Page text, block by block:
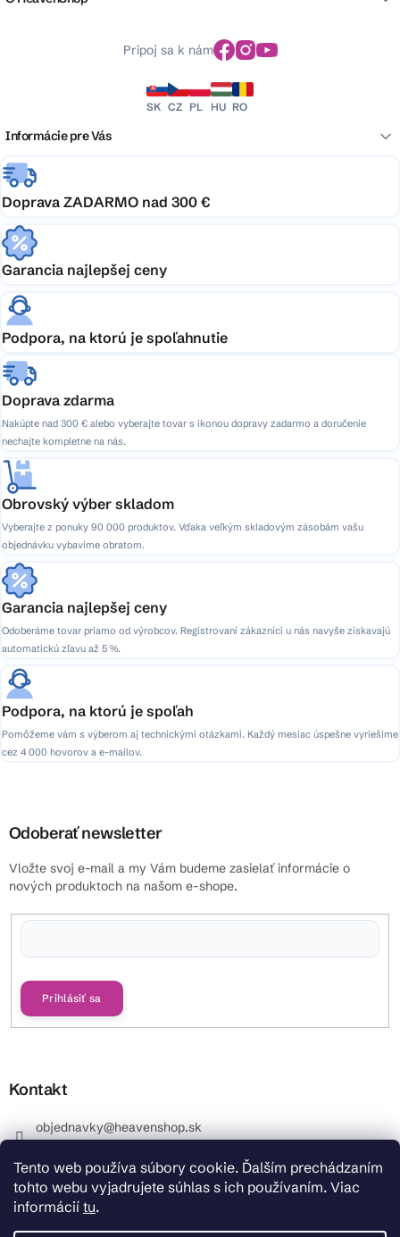
Tento web používa súbory cookie. Ďalším prechádzaním
tohto webu vyjadrujete súhlas s ich používaním. Viac
informácií tu.
Pripoj sa k nám
SK CZ PL HU RO
Informácie pre Vás
Doprava ZADARMO nad 300 €
Garancia najlepšej ceny
Podpora, na ktorú je spoľahnutie
Doprava zdarma
Nakúpte nad 300 € alebo vyberajte tovar s ikonou dopravy zadarmo a doručenie
nechajte kompletne na nás.
Obrovský výber skladom
Vyberajte z ponuky 90 000 produktov. Vďaka veľkým skladovým zásobám vašu
objednávku vybavíme obratom.
Garancia najlepšej ceny
Odoberáme tovar priamo od výrobcov. Registrovaní zákazníci u nás navyše získavajú
automatickú zľavu až 5 %.
Podpora, na ktorú je spoľah
Pomôžeme vám s výberom aj technickými otázkami. Každý mesiac úspešne vyriešime
cez 4 000 hovorov a e-mailov.
Odoberať newsletter
Vložte svoj e-mail a my Vám budeme zasielať informácie o
nových produktoch na našom e-shope.
Prihlásiť sa
Kontakt
objednavky@heavenshop.sk
_Info objednávky : +421 914 399 399 Pracovné dni od
8.00 hod. do 12.00 . REKLAMÁCIE : +421 914 399 399
HeavenShop.sk